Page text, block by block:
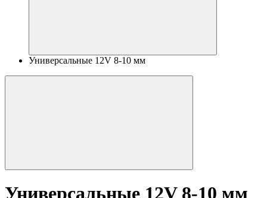
Универсальные 12V 8-10 мм
Универсальные 12V 8-10 мм